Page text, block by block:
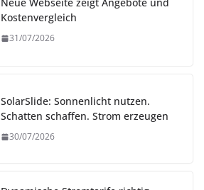
Kostenvergleich
31/07/2026
SolarSlide: Sonnenlicht nutzen.
Schatten schaffen. Strom erzeugen
30/07/2026